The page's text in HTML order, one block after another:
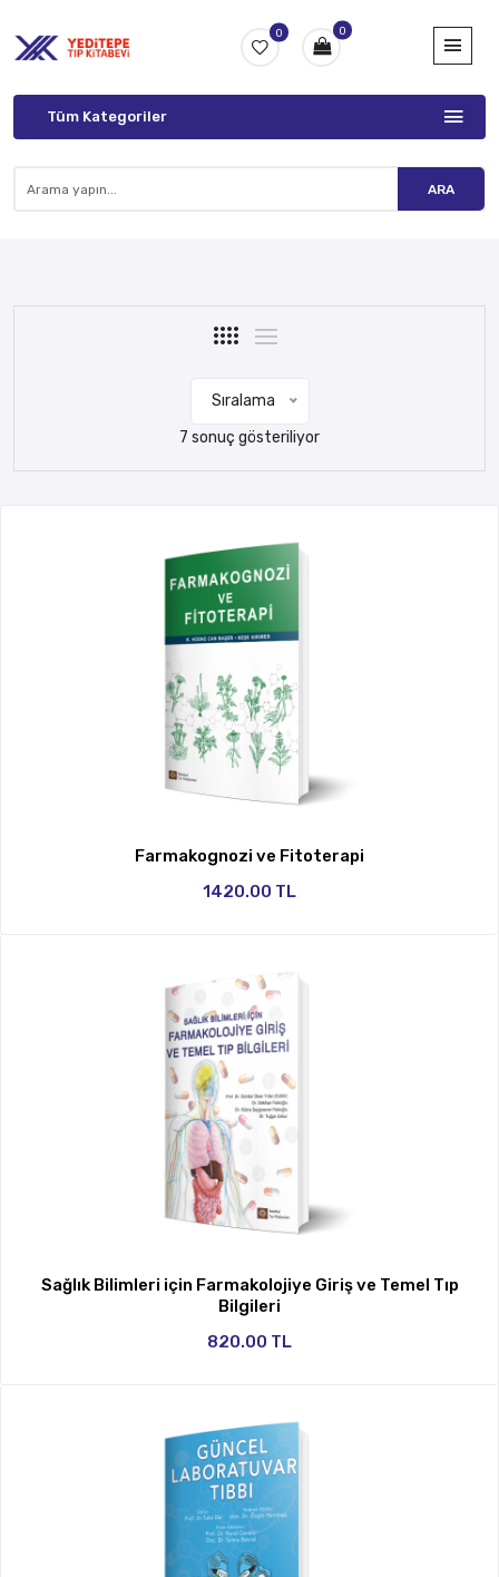
0 0
Tüm Kategoriler
ARA
Sıralama
7 sonuç gösteriliyor
Farmakognozi ve Fitoterapi
1420.00 TL
Sağlık Bilimleri için Farmakolojiye Giriş ve Temel Tıp
Bilgileri
820.00 TL